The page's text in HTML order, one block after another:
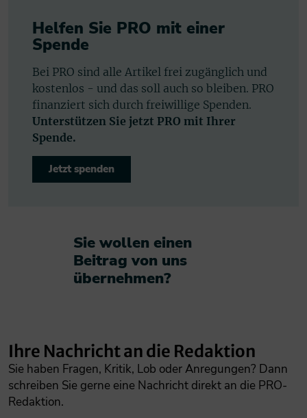
Helfen Sie PRO mit einer
Spende
Bei PRO sind alle Artikel frei zugänglich und
kostenlos - und das soll auch so bleiben. PRO
finanziert sich durch freiwillige Spenden.
Unterstützen Sie jetzt PRO mit Ihrer
Spende.
Jetzt spenden
Sie wollen einen
Beitrag von uns
übernehmen?​
Ihre Nachricht an die Redaktion
Sie haben Fragen, Kritik, Lob oder Anregungen? Dann
schreiben Sie gerne eine Nachricht direkt an die PRO-
Redaktion.